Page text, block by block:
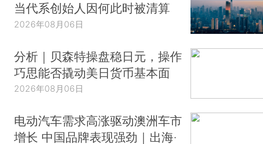
当代系创始人因何此时被清算
2026年08月06日
分析｜贝森特操盘稳日元，操作
巧思能否撬动美日货币基本面
2026年08月06日
电动汽车需求高涨驱动澳洲车市
增长 中国品牌表现强劲｜出海·